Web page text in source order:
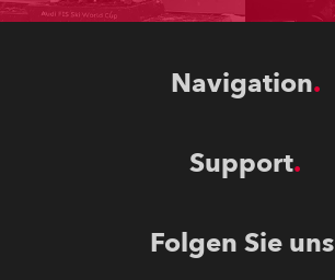
Navigation
Support
Folgen Sie uns